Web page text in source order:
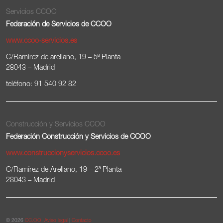
Servicios CCOO
Federación de Servicios de CCOO
www.ccoo-servicios.es
C/Ramírez de arellano, 19 – 5ª Planta
28043 – Madrid
teléfono: 91 540 92 82
Construcción y Servicios CCOO
Federación Construcción y Servicios de CCOO
www.construccionyservicios.ccoo.es
C/Ramírez de Arellano, 19 – 2ª Planta
28043 – Madrid
© 2026 CC.OO. Aviso legal Contacto